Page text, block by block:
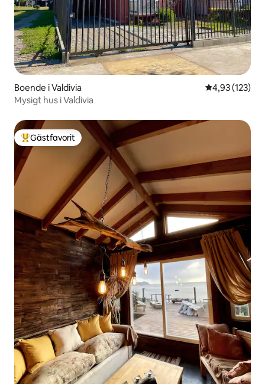
Boende i Valdivia 4,93 av 5 i
4,93 (123)
Mysigt hus i Valdivia
Populär gästfavorit
Gästfavorit